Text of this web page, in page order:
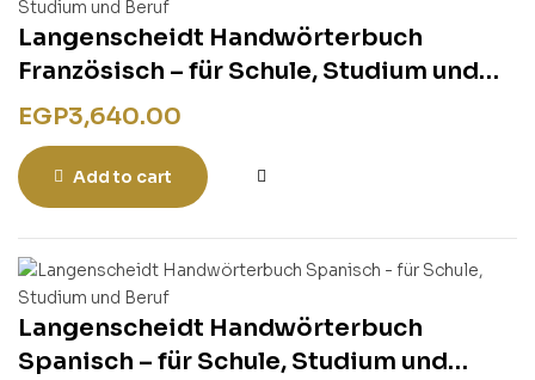
Langenscheidt Handwörterbuch
Französisch – für Schule, Studium und
Beruf
EGP3,640.00
Add to cart
Langenscheidt Handwörterbuch
Spanisch – für Schule, Studium und